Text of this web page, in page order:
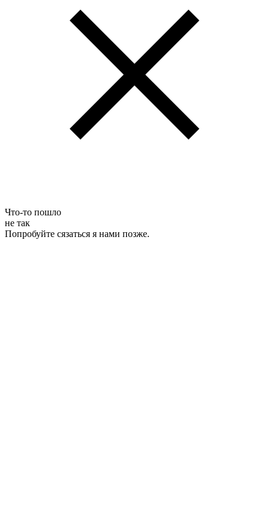
Что-то пошло
не так
Попробуйте сязаться я нами позже.